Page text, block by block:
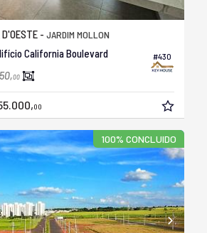
#430
- JARDIM MOLLON
California Boulevard
50,00
00
100% CONCLUIDO